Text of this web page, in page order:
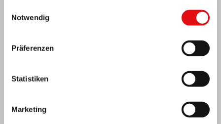
Notwendig
Präferenzen
Statistiken
Marketing